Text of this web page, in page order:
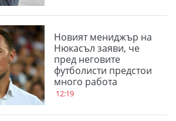
Новият мениджър на
Нюкасъл заяви, че
пред неговите
футболисти предстои
много работа
12:19